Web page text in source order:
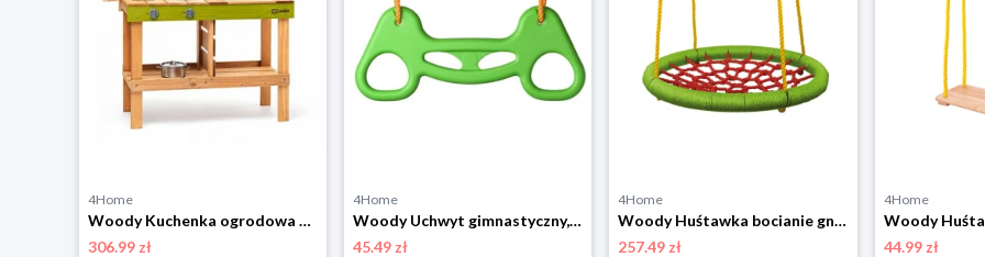
4Home
Woody Kuchenka ogrodowa dla dzieci Rosalie, 77 x 95 x 34 cm
306.99 zł
4Home
Woody Uchwyt gimnastyczny, do 80 kg
45.49 zł
4Home
Woody Huśtawka bocianie gniazdo śr. 83 cm, zielono-czerwony
257.49 zł
4Home
44.99 zł